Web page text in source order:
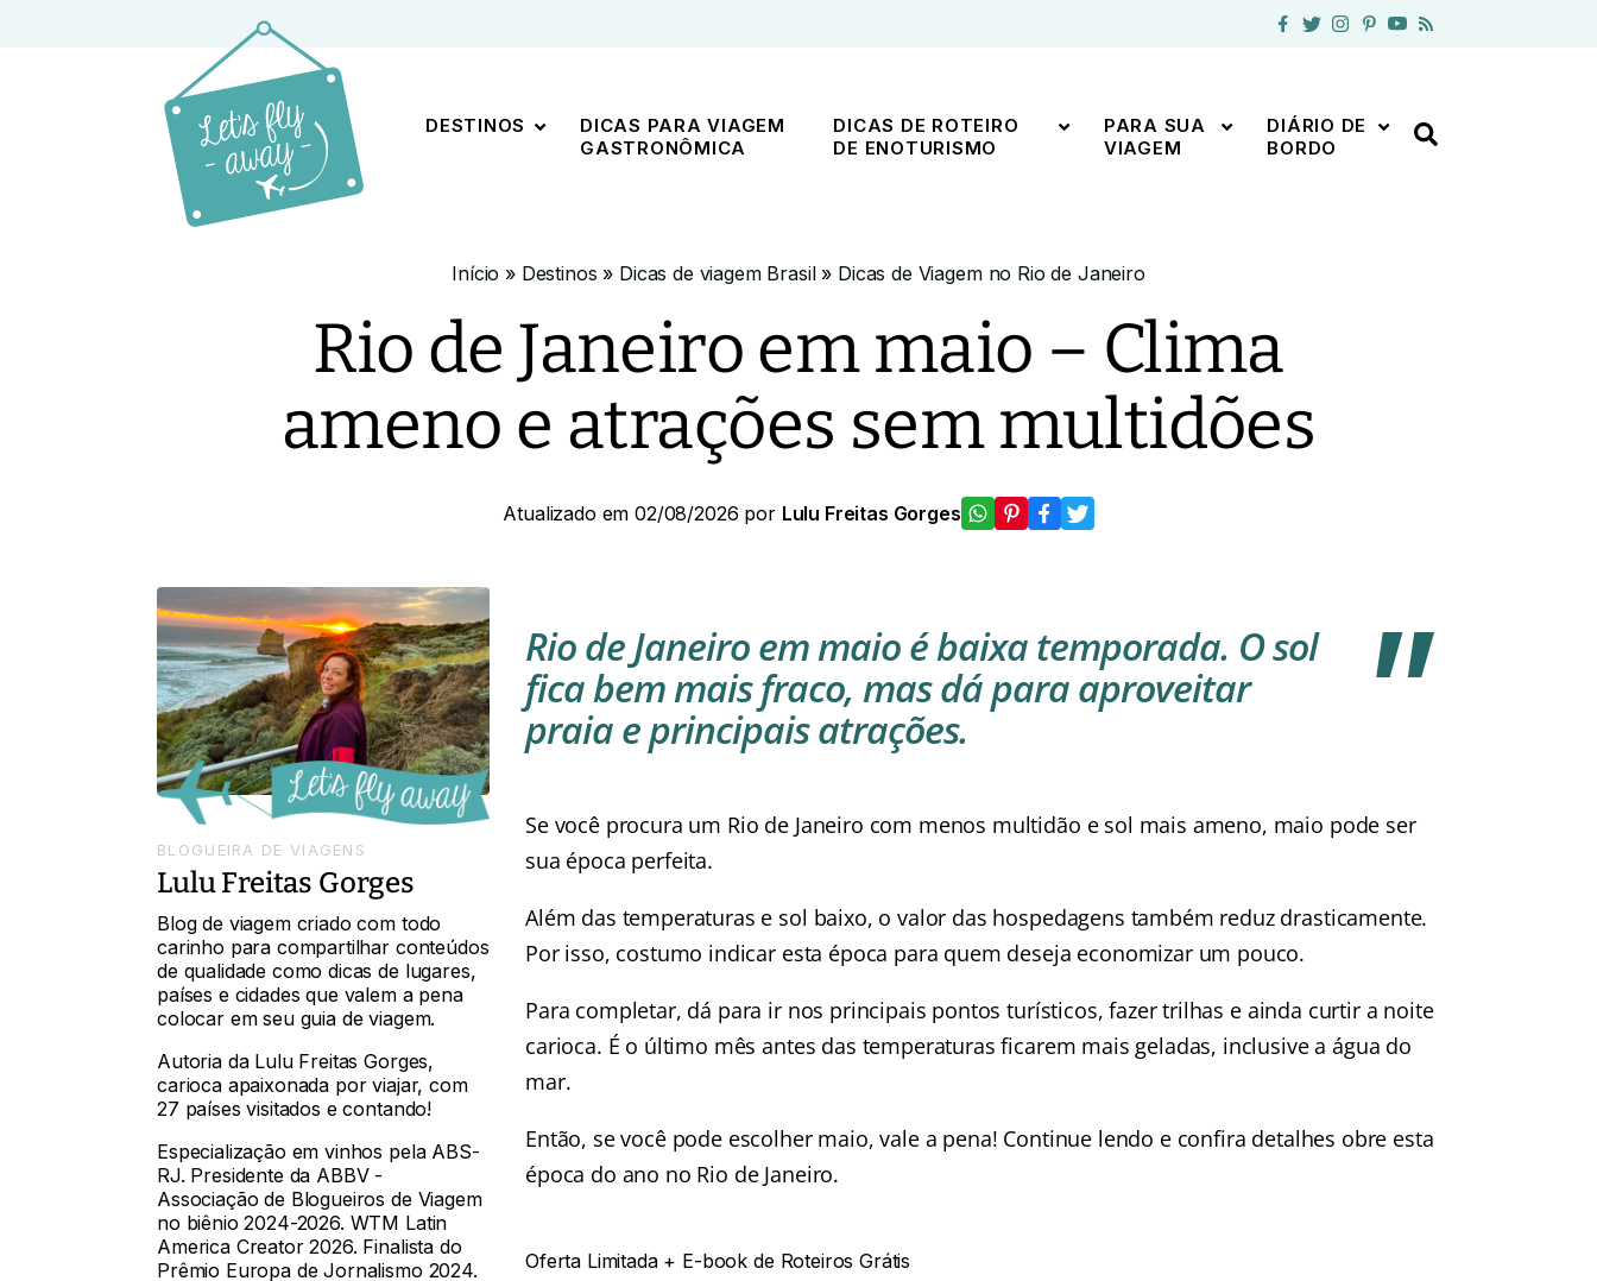
DESTINOS
DICAS PARA VIAGEM
GASTRONÔMICA
DICAS DE ROTEIRO
DE ENOTURISMO
PARA SUA
VIAGEM
DIÁRIO DE
BORDO
Início » Destinos » Dicas de viagem Brasil» Dicas de Viagem no Rio de Janeiro
Rio de Janeiro em maio – Clima
ameno e atrações sem multidões
Atualizado em 02/08/2026 por Lulu Freitas Gorges
Rio de Janeiro em maio é baixa temporada. O sol
fica bem mais fraco, mas dá para aproveitar
praia e principais atrações.
Se você procura um Rio de Janeiro com menos multidão e sol mais ameno, maio pode ser
sua época perfeita.
Além das temperaturas e sol baixo, o valor das hospedagens também reduz drasticamente.
Por isso, costumo indicar esta época para quem deseja economizar um pouco.
Para completar, dá para ir nos principais pontos turísticos, fazer trilhas e ainda curtir a noite
carioca. É o último mês antes das temperaturas ficarem mais geladas, inclusive a água do
mar.
Então, se você pode escolher maio, vale a pena! Continue lendo e confira detalhes obre esta
época do ano no Rio de Janeiro.
Oferta Limitada + E-book de Roteiros Grátis
BLOGUEIRA DE VIAGENS
Lulu Freitas Gorges
Blog de viagem criado com todo
carinho para compartilhar conteúdos
de qualidade como dicas de lugares,
países e cidades que valem a pena
colocar em seu guia de viagem.
Autoria da Lulu Freitas Gorges,
carioca apaixonada por viajar, com
27 países visitados e contando!
Especialização em vinhos pela ABS-
RJ. Presidente da ABBV -
Associação de Blogueiros de Viagem
no biênio 2024-2026. WTM Latin
America Creator 2026. Finalista do
Prêmio Europa de Jornalismo 2024.